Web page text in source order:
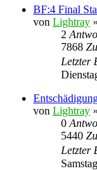
BF:4 Final
von Lightray »
2
7868
Letzter
von Lightray »
0
5440
Letzter